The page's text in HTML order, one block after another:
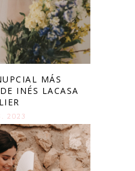
MÁS
INÉS LACASA
2023